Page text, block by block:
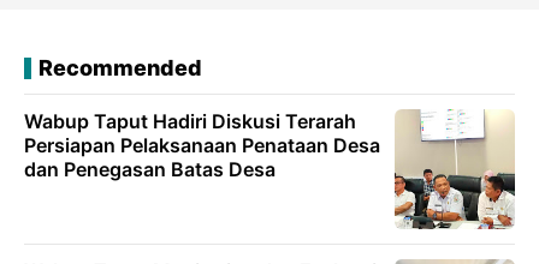
Recommended
Wabup Taput Hadiri Diskusi Terarah
Persiapan Pelaksanaan Penataan Desa
dan Penegasan Batas Desa